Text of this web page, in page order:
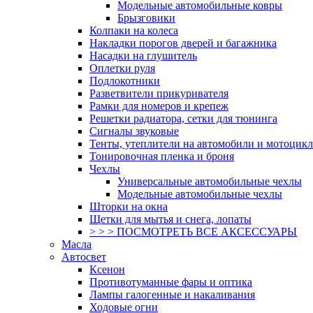
Модельные автомобильные ковры
Брызговики
Колпаки на колеса
Накладки порогов дверей и багажника
Насадки на глушитель
Оплетки руля
Подлокотники
Разветвители прикуривателя
Рамки для номеров и крепеж
Решетки радиатора, сетки для тюнинга
Сигналы звуковые
Тенты, утеплители на автомобили и
Тонировочная пленка и броня
Чехлы
Универсальные автомобильные чехлы
Модельные автомобильные чехлы
Шторки на окна
Щетки для мытья и снега, лопаты
> > > ПОСМОТРЕТЬ ВСЕ АКСЕССУАРЫ
Масла
Автосвет
Ксенон
Противотуманные фары и оптика
Лампы галогенные и накаливания
Ходовые огни